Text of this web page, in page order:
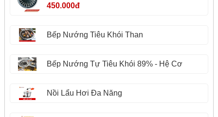
450.000đ
Bếp Nướng Tiêu Khói Than
Bếp Nướng Tự Tiêu Khói 89% - Hệ Cơ
Nồi Lẩu Hơi Đa Năng